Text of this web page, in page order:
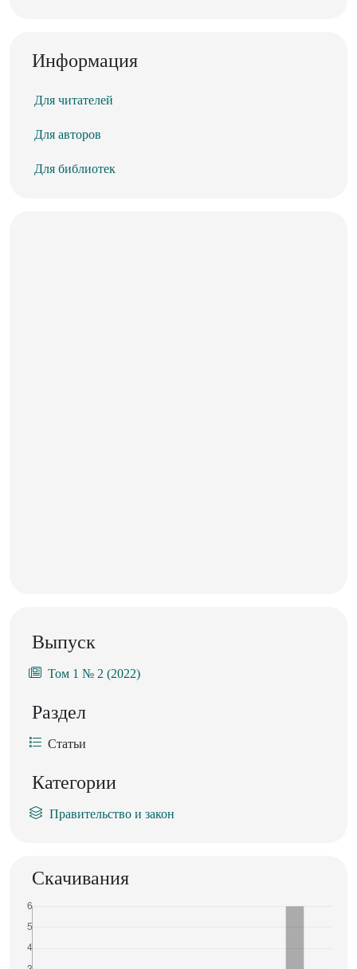
Информация
Для читателей
Для авторов
Для библиотек
Выпуск
Том 1 № 2 (2022)
Раздел
Статьи
Категории
Правительство и закон
Скачивания